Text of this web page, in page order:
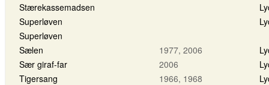
Stærekassemadsen
Superløven
Superløven
Sælen
1977, 2006
Sær giraf-far
2006
Tigersang
1966, 1968